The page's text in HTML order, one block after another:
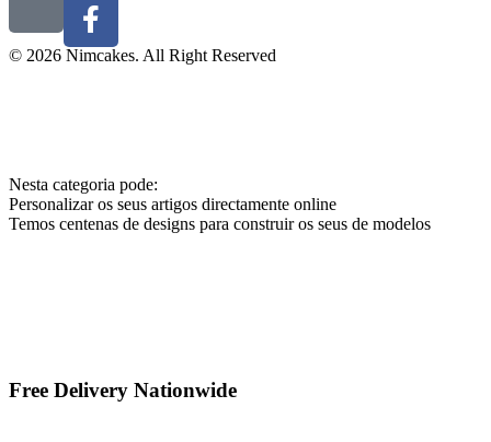
© 2026 Nimcakes. All Right Reserved
Nesta categoria pode:
Personalizar os seus artigos directamente online
Temos centenas de designs para construir os seus de modelos
Free Delivery Nationwide